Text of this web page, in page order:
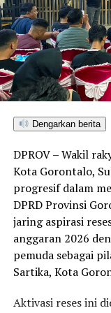
Dengarkan berita
DPROV – Wakil
Kota Gorontalo,
progresif dalam
DPRD Provinsi
jaring aspirasi
anggaran 2026
pemuda sebagai
Sartika, Kota
Aktivasi reses ini